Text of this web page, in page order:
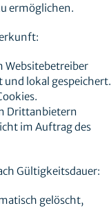
ermöglichen.
Websitebetreiber
lokal gespeichert.
Drittanbietern
im Auftrag des
Gültigkeitsdauer:
gelöscht,